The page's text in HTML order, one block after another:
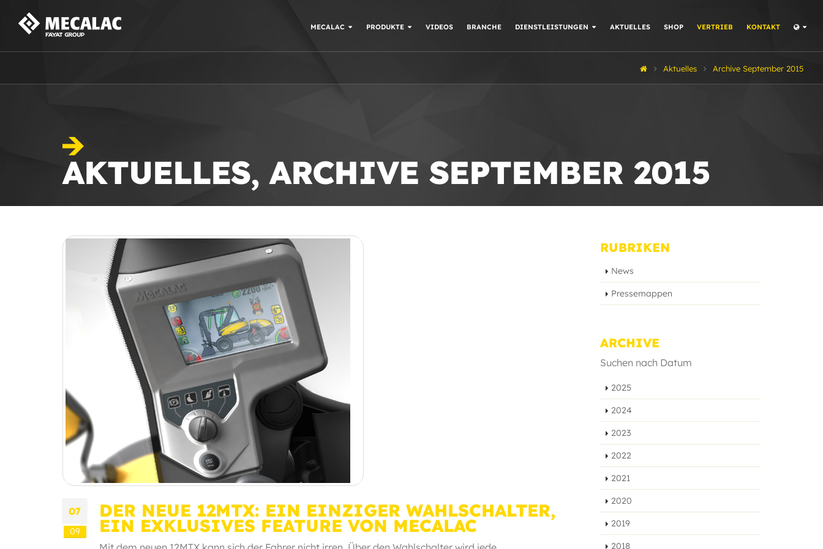
MECALAC PRODUKTE VIDEOS BRANCHE DIENSTLEISTUNGEN AKTUELLES SHOP VERTRIEB KONTAKT
Aktuelles Archive September 2015
AKTUELLES, ARCHIVE SEPTEMBER 2015
07
09
DER NEUE 12MTX: EIN EINZIGER WAHLSCHALTER,
EIN EXKLUSIVES FEATURE VON MECALAC
RUBRIKEN
News
Pressemappen
ARCHIVE
Suchen nach Datum
2025
2024
2023
2022
2021
2020
2019
2018